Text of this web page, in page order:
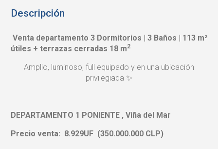
Descripción
Venta departamento 3 Dormitorios | 3 Baños | 113 m²
útiles + terrazas cerradas 18 m2
Amplio, luminoso, full equipado y en una ubicación
privilegiada ✨
DEPARTAMENTO 1 PONIENTE , Viña del Mar
Precio venta: 8.929UF (350.000.000 CLP)